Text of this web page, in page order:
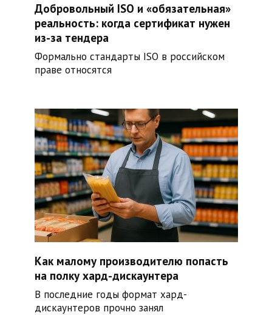
Добровольный ISO и «обязательная»
реальность: когда сертификат нужен
из-за тендера
Формально стандарты ISO в российском
праве относятся
Как малому производителю попасть
на полку хард-дискаунтера
В последние годы формат хард-
дискаунтеров прочно занял